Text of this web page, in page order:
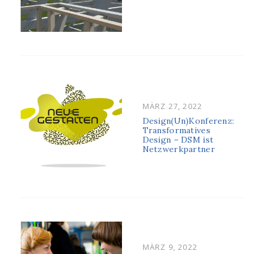
POSTED
ON
MÄRZ 27, 2022
Design(Un)Konferenz:
Transformatives
Design – DSM ist
Netzwerkpartner
POSTED
MÄRZ 9, 2022